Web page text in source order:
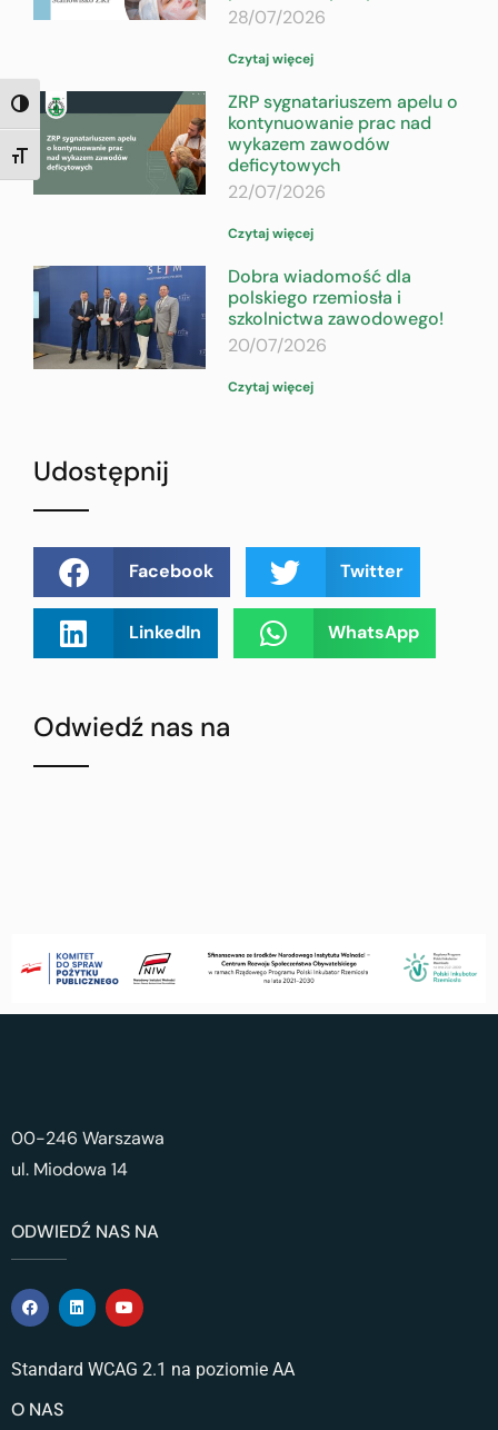
TOGGLE HIGH CONTRAST
TOGGLE FONT SIZE
28/07/2026
Czytaj więcej
ZRP sygnatariuszem apelu o
kontynuowanie prac nad
wykazem zawodów
deficytowych
22/07/2026
Czytaj więcej
Dobra wiadomość dla
polskiego rzemiosła i
szkolnictwa zawodowego!
20/07/2026
Czytaj więcej
Udostępnij
Facebook Twitter
LinkedIn WhatsApp
Odwiedź nas na
00-246 Warszawa
ul. Miodowa 14
ODWIEDŹ NAS NA
Standard WCAG 2.1 na poziomie AA
O NAS